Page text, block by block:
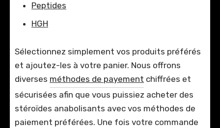
Peptides
HGH
Sélectionnez simplement vos produits préférés
et ajoutez-les à votre panier. Nous offrons
diverses méthodes de payement chiffrées et
sécurisées afin que vous puissiez acheter des
stéroïdes anabolisants avec vos méthodes de
paiement préférées. Une fois votre commande